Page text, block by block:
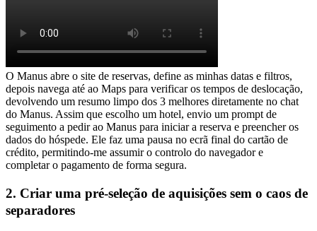
O Manus abre o site de reservas, define as minhas datas e filtros,
depois navega até ao Maps para verificar os tempos de deslocação,
devolvendo um resumo limpo dos 3 melhores diretamente no chat
do Manus. Assim que escolho um hotel, envio um prompt de
seguimento a pedir ao Manus para iniciar a reserva e preencher os
dados do hóspede. Ele faz uma pausa no ecrã final do cartão de
crédito, permitindo-me assumir o controlo do navegador e
completar o pagamento de forma segura.
2. Criar uma pré-seleção de aquisições sem o caos de
separadores